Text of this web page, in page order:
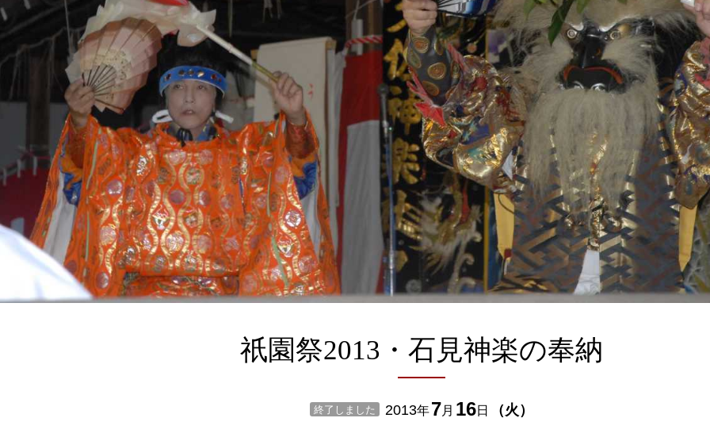
祇園祭2013・石見神楽の奉納
終了しました 2013年7月 16日 （火）